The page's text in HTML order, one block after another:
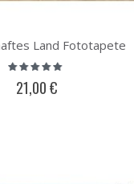
Land Fototapete
Bewertung:
93%
21,00 €